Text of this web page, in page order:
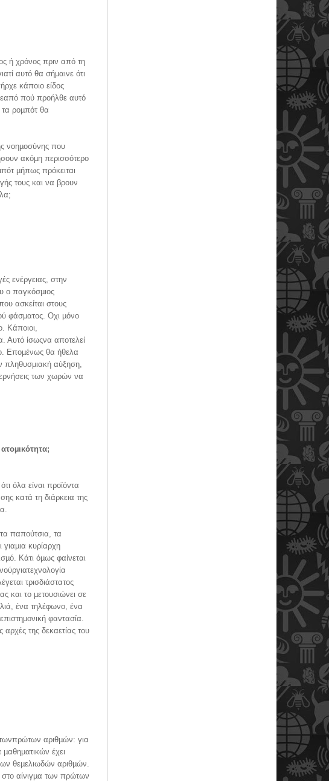
ή χρόνος πριν από τη
αυτό θα σήµαινε ότι
κάποιο είδος
πού προήλθε αυτό
ροµπότ θα
νοηµοσύνης που
ακόµη περισσότερο
µήπως πρόκειται
τους και να βρουν
ενέργειας, στην
ο παγκόσµιος
ασκείται στους
φάσµατος. Οχι µόνο
Κάποιοι,
Αυτό ίσωςνα αποτελεί
Εποµένως θα ήθελα
πληθυσµιακή αύξηση,
των χωρών να
όλα είναι προϊόντα
κατά τη διάρκεια της
παπούτσια, τα
κυρίαρχη
Κάτι όµως φαίνεται
τρισδιάστατος
και το µετουσιώνει σε
ένα τηλέφωνο, ένα
φαντασία.
της δεκαετίας του
τωνπρώτων αριθµών: για
έχει
θεµελιωδών αριθµών.
αίνιγµα των πρώτων